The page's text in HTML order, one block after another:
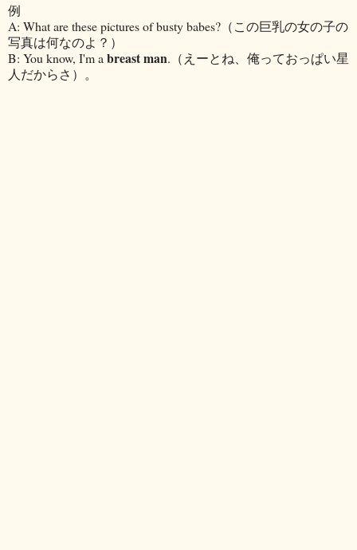
例
A: What are these pictures of busty babes?（この巨乳の女の子の
写真は何なのよ？）
B: You know, I'm a breast man.（えーとね、俺っておっぱい星
人だからさ）。